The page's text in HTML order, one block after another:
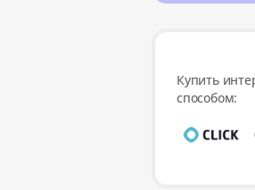
Купить
способом: